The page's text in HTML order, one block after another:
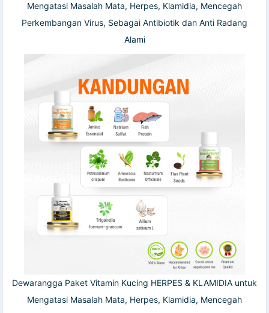
Mengatasi Masalah Mata, Herpes, Klamidia, Mencegah
Perkembangan Virus, Sebagai Antibiotik dan Anti Radang
Alami
Dewarangga Paket Vitamin Kucing HERPES & KLAMIDIA untuk
Mengatasi Masalah Mata, Herpes, Klamidia, Mencegah